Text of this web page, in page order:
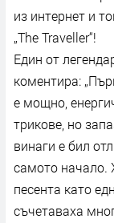
из интернет и
„The Traveller“!
Един от
коментира:
е мощно,
трикове, но
винаги е бил
самото начало.
песента като
съчетаваха